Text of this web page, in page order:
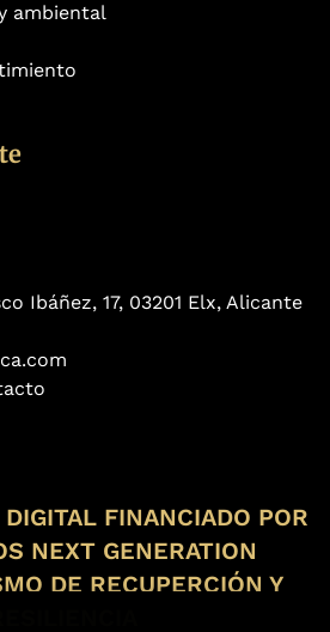
ambiental
Ibáñez, 17, 03201 Elx, Alicante
FINANCIADO POR
NEXT GENERATION
DE RECUPERCIÓN Y